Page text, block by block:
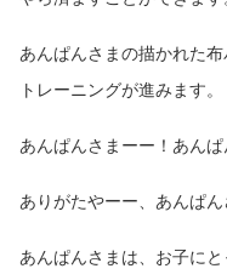
あんぱんさまの描かれた
トレーニングが進みます。
あんぱんさまーー！あんぱ
ありがたやーー、あんぱん
あんぱんさまは、お子に